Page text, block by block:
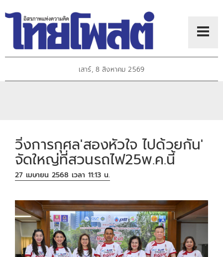
เสาร์, 8 สิงหาคม 2569
วิ่งการกุศล'สองหัวใจ ไปด้วยกัน'
จัดใหญ่ที่สวนรถไฟ25พ.ค.นี้
27 เมษายน 2568 เวลา 11:13 น.